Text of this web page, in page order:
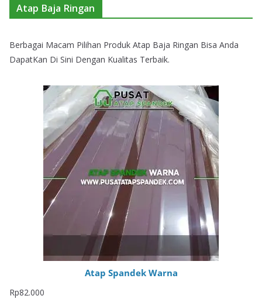
Atap Baja Ringan
Berbagai Macam Pilihan Produk Atap Baja Ringan Bisa Anda
DapatKan Di Sini Dengan Kualitas Terbaik.
Atap Spandek Warna
Rp82.000